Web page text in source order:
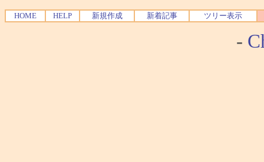
HOME HELP 新規作成 新着記事 ツリー表示
-